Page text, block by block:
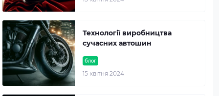
блог
15 квітня 2024
Технології виробництва
сучасних автошин